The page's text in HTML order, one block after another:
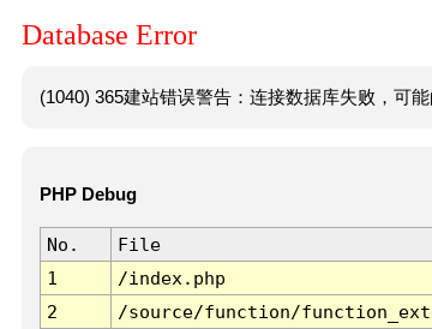
Database Error
(1040) 365建站错误警告：连接数据库失败，可
PHP Debug
No. File
1
/index.php
2
/source/function/